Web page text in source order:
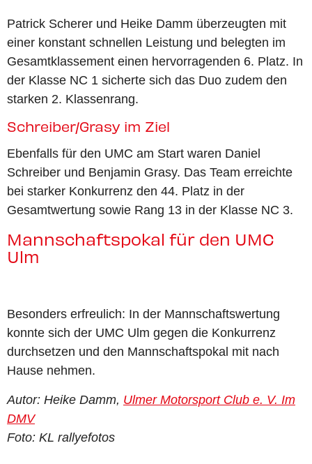
Patrick Scherer und Heike Damm überzeugten mit
einer konstant schnellen Leistung und belegten im
Gesamtklassement einen hervorragenden 6. Platz. In
der Klasse NC 1 sicherte sich das Duo zudem den
starken 2. Klassenrang.
Schreiber/Grasy im Ziel
Ebenfalls für den UMC am Start waren Daniel
Schreiber und Benjamin Grasy. Das Team erreichte
bei starker Konkurrenz den 44. Platz in der
Gesamtwertung sowie Rang 13 in der Klasse NC 3.
Mannschaftspokal für den UMC
Ulm
Besonders erfreulich: In der Mannschaftswertung
konnte sich der UMC Ulm gegen die Konkurrenz
durchsetzen und den Mannschaftspokal mit nach
Hause nehmen.
Autor: Heike Damm, Ulmer Motorsport Club e. V. Im
DMV
Foto: KL rallyefotos